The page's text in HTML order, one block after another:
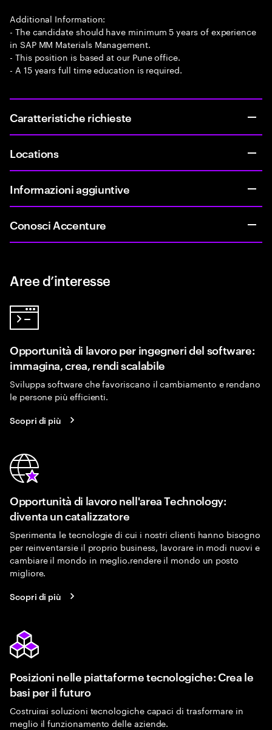
Additional Information:
- The candidate should have minimum 5 years of experience
in SAP MM Materials Management.
- This position is based at our Pune office.
- A 15 years full time education is required.
Caratteristiche richieste
Locations
Informazioni aggiuntive
Conosci Accenture
Aree d’interesse
Opportunità di lavoro per ingegneri del software:
immagina, crea, rendi scalabile
Sviluppa software che favoriscano il cambiamento e rendano
le persone più efficienti.
Scopri di più
Opportunità di lavoro nell'area Technology:
diventa un catalizzatore
Sperimenta le tecnologie di cui i nostri clienti hanno bisogno
per reinventarsie il proprio business, lavorare in modi nuovi e
cambiare il mondo in meglio.rendere il mondo un posto
migliore.
Scopri di più
Posizioni nelle piattaforme tecnologiche: Crea le
basi per il futuro
Costruirai soluzioni tecnologiche capaci di trasformare in
meglio il funzionamento delle aziende.